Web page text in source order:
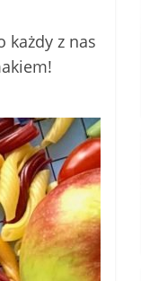
z nas